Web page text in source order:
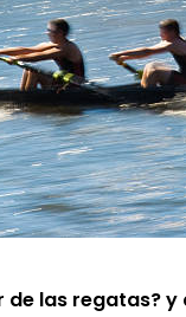
de las regatas?